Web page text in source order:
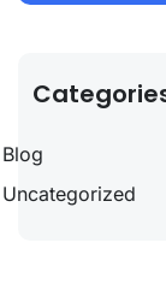
Blog
Uncategorized